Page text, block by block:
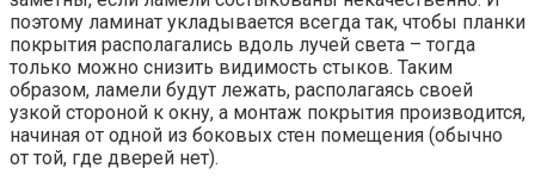
поэтому ламинат укладывается всегда так, чтобы планки
покрытия располагались вдоль лучей света – тогда
только можно снизить видимость стыков. Таким
образом, ламели будут лежать, располагаясь своей
узкой стороной к окну, а монтаж покрытия производится,
начиная от одной из боковых стен помещения (обычно
от той, где дверей нет).